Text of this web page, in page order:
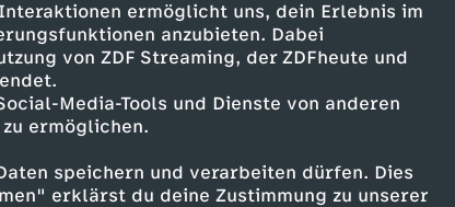
ermöglicht uns, dein Erlebnis im
anzubieten. Dabei
von ZDF Streaming, der ZDFheute und
Media-Tools und Dienste von anderen
ermöglichen.
speichern und verarbeiten dürfen. Dies
erklärst du deine Zustimmung zu unserer
parlament